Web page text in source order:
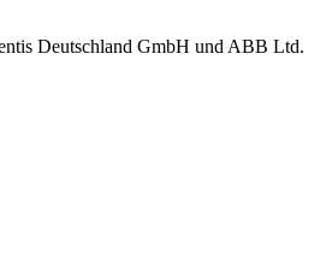
Deutschland GmbH und ABB Ltd.